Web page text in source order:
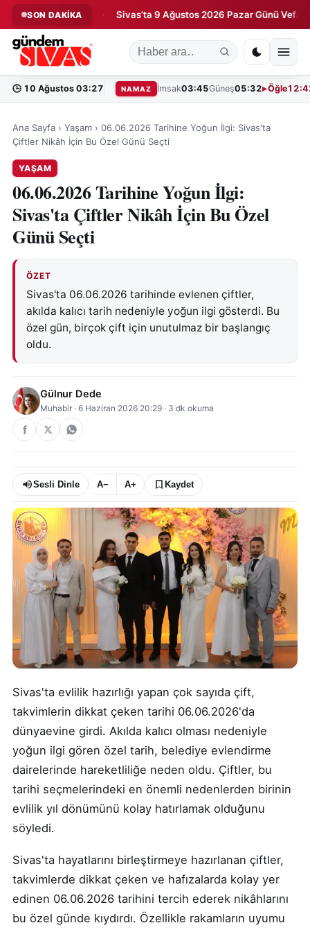
SON DAKİKA
Kaldırdı! ◆ Sivas’ta 9 Ağustos 2026 Pazar Günü Vefat Edenler
🕒 10 Ağustos 03:27 NAMAZ İmsak03:45Güneş05:32 Öğle
Ana Sayfa › Yaşam › 06.06.2026 Tarihine Yoğun İlgi: Sivas'ta
Çiftler Nikâh İçin Bu Özel Günü Seçti
YAŞAM
06.06.2026 Tarihine Yoğun İlgi:
Sivas'ta Çiftler Nikâh İçin Bu Özel
Günü Seçti
ÖZET
Sivas'ta 06.06.2026 tarihinde evlenen çiftler,
akılda kalıcı tarih nedeniyle yoğun ilgi gösterdi. Bu
özel gün, birçok çift için unutulmaz bir başlangıç
oldu.
Gülnur Dede
Muhabir · 6 Haziran 2026 20:29 · 3 dk okuma
Sesli Dinle A− A+ Kaydet
Sivas'ta evlilik hazırlığı yapan çok sayıda çift,
takvimlerin dikkat çeken tarihi 06.06.2026'da
dünyaevine girdi. Akılda kalıcı olması nedeniyle
yoğun ilgi gören özel tarih, belediye evlendirme
dairelerinde hareketliliğe neden oldu. Çiftler, bu
tarihi seçmelerindeki en önemli nedenlerden birinin
evlilik yıl dönümünü kolay hatırlamak olduğunu
söyledi.
Sivas'ta hayatlarını birleştirmeye hazırlanan çiftler,
takvimlerde dikkat çeken ve hafızalarda kolay yer
edinen 06.06.2026 tarihini tercih ederek nikâhlarını
bu özel günde kıydırdı. Özellikle rakamların uyumu